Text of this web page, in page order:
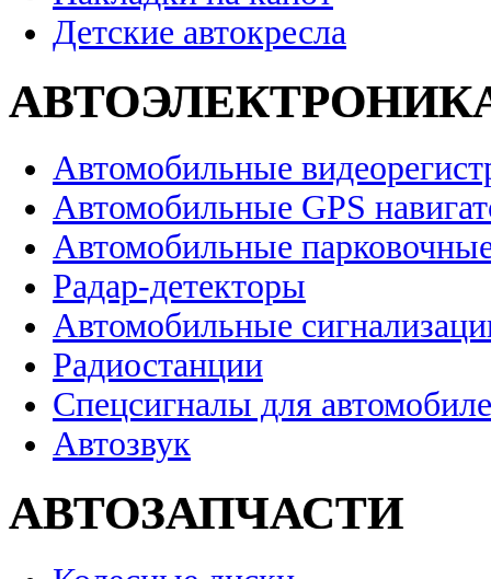
Детские автокресла
Автомобильные
Автомобильные GPS
Автомобильные
Радар-детекторы
Автомобильные
Радиостанции
Спецсигналы для
Автозвук
АВТОЗАПЧАСТИ